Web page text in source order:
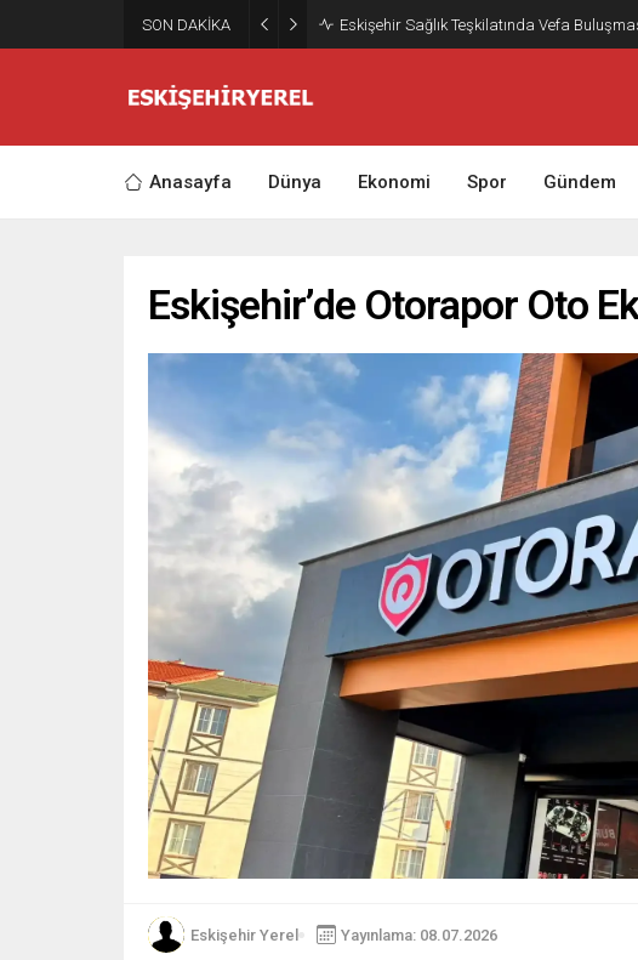
SON DAKİKA Eskişehir Sağlık Teşkilatında Vefa
Anasayfa Dünya Ekonomi Spor Gündem
Eskişehir’de Otorapor Oto
Eskişehir Yerel Yayınlama: 08.07.2026